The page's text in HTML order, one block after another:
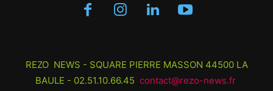
REZO NEWS - SQUARE PIERRE MASSON 44500 LA
BAULE - 02.51.10.66.45 contact@rezo-news.fr